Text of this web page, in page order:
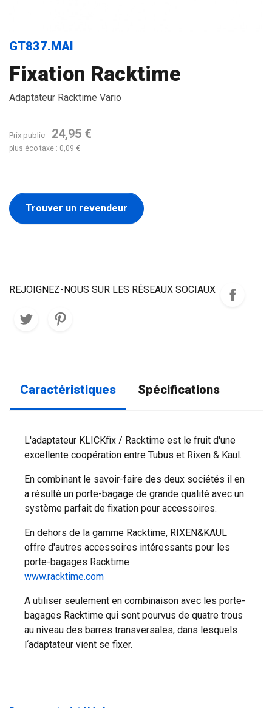
GT837.MAI
Fixation Racktime
Adaptateur Racktime Vario
Prix public 24,95 €
plus éco taxe : 0,09 €
Trouver un revendeur
REJOIGNEZ-NOUS SUR LES RÉSEAUX SOCIAUX
Caractéristiques Spécifications
L'adaptateur KLICKfix / Racktime est le fruit d'une
excellente coopération entre Tubus et Rixen & Kaul.
En combinant le savoir-faire des deux sociétés il en
a résulté un porte-bagage de grande qualité avec un
système parfait de fixation pour accessoires.
En dehors de la gamme Racktime, RIXEN&KAUL
offre d'autres accessoires intéressants pour les
porte-bagages Racktime
www.racktime.com
A utiliser seulement en combinaison avec les porte-
bagages Racktime qui sont pourvus de quatre trous
au niveau des barres transversales, dans lesquels
l‘adaptateur vient se fixer.